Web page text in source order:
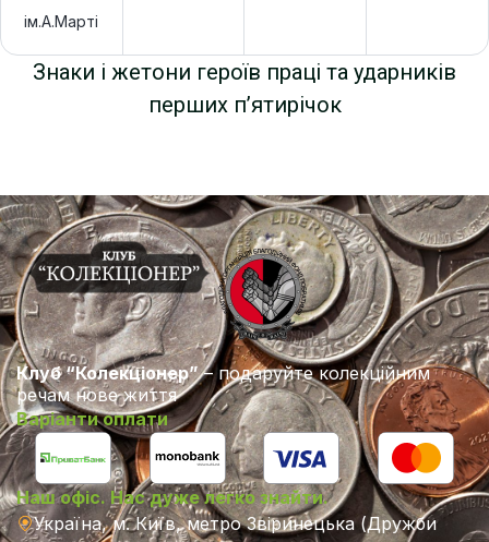
ім.А.Марті
Знаки і жетони героїв праці та ударників
перших п’ятирічок
Клуб “Колекціонер”– подаруйте колекційним
речам нове життя
Варіанти оплати
Наш офіс. Нас дуже легко знайти.
Україна, м. Київ, метро Звіринецька (Дружби